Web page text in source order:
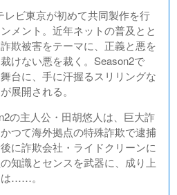
ビ東京が初めて共同製作を行
メント。近年ネットの普及とと
欺被害をテーマに、正義と悪を
けない悪を裁く。Season2で
台に、手に汗握るスリリングな
展開される。
の主人公・田胡悠人は、巨大詐
つて海外拠点の特殊詐欺で逮捕
に詐欺会社・ライドクリーンに
知識とセンスを武器に、成り上
……。